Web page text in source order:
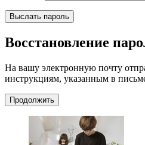
Выслать пароль
Восстановление
На вашу электронную почту
инструкциям, указанным в
Продолжить